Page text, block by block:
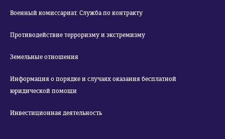
Военный комиссариат. Служба по контракту
Противодействие терроризму и экстремизму
Земельные отношения
Информация о порядке и случаях оказания бесплатной
юридической помощи
Инвестиционная деятельность